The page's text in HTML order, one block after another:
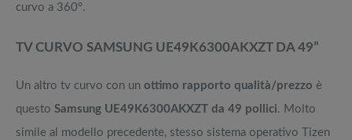
curvo a 360°.
TV CURVO SAMSUNG UE49K6300AKXZT DA 49”
Un altro tv curvo con un ottimo rapporto qualità/prezzo è
questo Samsung UE49K6300AKXZT da 49 pollici. Molto
simile al modello precedente, stesso sistema operativo Tizen